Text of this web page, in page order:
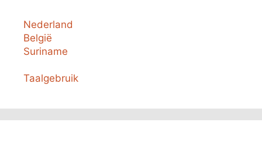
Nederland
België
Suriname
Taalgebruik